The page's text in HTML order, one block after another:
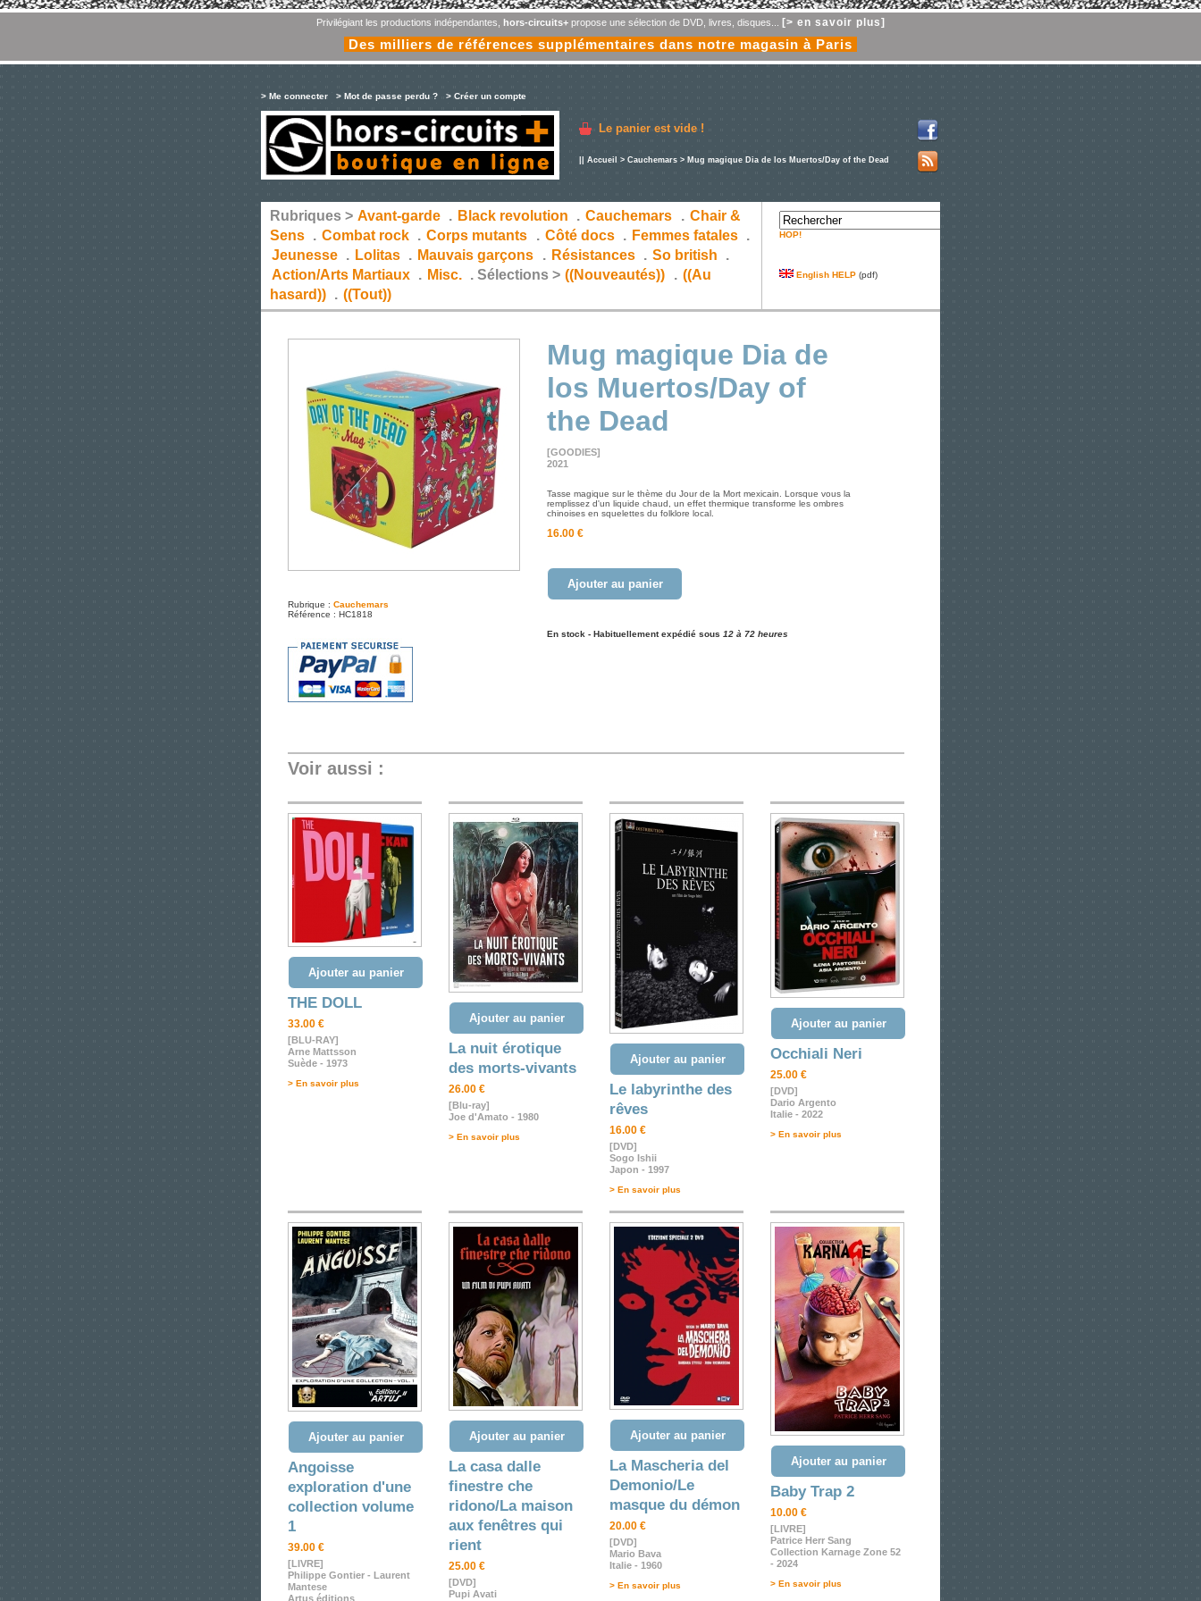
Privilégiant les productions indépendantes, hors-circuits+propose une sélection de DVD, livres, disques... [> en savoir plus]
Des milliers de références supplémentaires dans notre magasin à Paris
> Me connecter > Mot de passe perdu ? > Créer un compte
Le panier est vide !
Accueil > Cauchemars > Mug magique Dia de los Muertos/Day of the Dead
Rubriques > Avant-garde . Black revolution . Cauchemars . Chair &
Sens . Combat rock . Corps mutants . Côté docs . Femmes fatales
.
Jeunesse . Lolitas . Mauvais garçons . Résistances . So british
.
Action/Arts Martiaux . Misc. .Sélections > ((Nouveautés)) . ((Au
hasard)) . ((Tout))
HOP!
English HELP (pdf)
Rubrique : Cauchemars
Référence : HC1818
Mug magique Dia de
los Muertos/Day of
the Dead
[GOODIES]
2021
Tasse magique sur le thème du Jour de la Mort mexicain. Lorsque vous la
remplissez d'un liquide chaud, un effet thermique transforme les ombres
chinoises en squelettes du folklore local.
16.00 €
Ajouter au panier
En stock - Habituellement expédié sous 12 à 72 heures
Voir aussi :
Ajouter au panier
THE DOLL
33.00 €
[BLU-RAY]
Arne Mattsson
Suède - 1973
> En savoir plus
Ajouter au panier
La nuit érotique
des morts-vivants
26.00 €
[Blu-ray]
Joe d'Amato - 1980
> En savoir plus
Ajouter au panier
Le labyrinthe des
rêves
16.00 €
[DVD]
Sogo Ishii
Japon - 1997
> En savoir plus
Ajouter au panier
Occhiali Neri
25.00 €
[DVD]
Dario Argento
Italie - 2022
> En savoir plus
Ajouter au panier
Angoisse
exploration d'une
collection volume
1
39.00 €
[LIVRE]
Philippe Gontier - Laurent
Mantese
Artus éditions
Ajouter au panier
La casa dalle
finestre che
ridono/La maison
aux fenêtres qui
rient
25.00 €
[DVD]
Pupi Avati
Ajouter au panier
La Mascheria del
Demonio/Le
masque du démon
20.00 €
[DVD]
Mario Bava
Italie - 1960
> En savoir plus
Ajouter au panier
Baby Trap 2
10.00 €
[LIVRE]
Patrice Herr Sang
Collection Karnage Zone 52
- 2024
> En savoir plus